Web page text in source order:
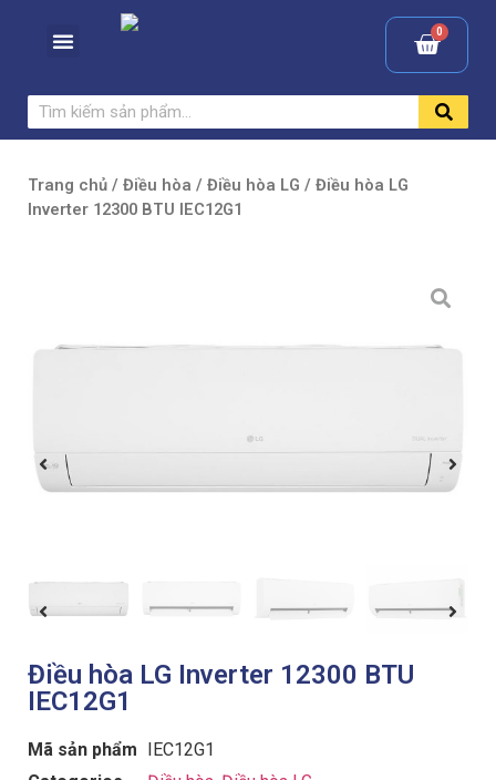
Trang chủ / Điều hòa / Điều hòa LG / Điều hòa LG
Inverter 12300 BTU IEC12G1
Điều hòa LG Inverter 12300 BTU
IEC12G1
Mã sản phẩm
IEC12G1